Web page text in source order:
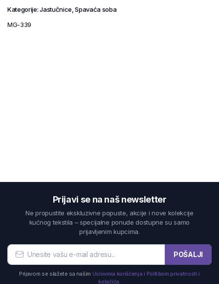
Kategorije:Jastučnice ,Spavaća soba
MG-339
Prijavi se na naš newsletter
Ne propustite ekskluzivne popuste, akcije i nove kolekcije
kućnog tekstila – specijalne ponude dostupne su samo
prijavljenim kupcima.
POŠALJI
Prijavom se slažete sa našim Uslovima korišćenja i Politikom privatnosti i
kolačića.